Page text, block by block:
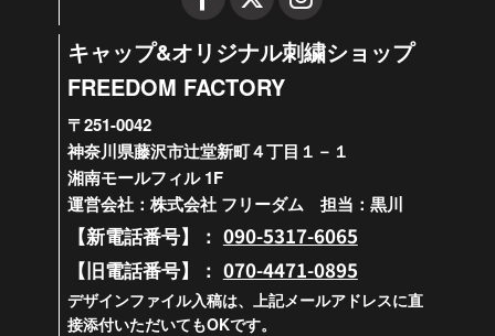
キャップ&オリジナル刺繍ショップ
FREEDOM FACTORY
〒251-0042
神奈川県藤沢市辻堂新町４丁目１－１
湘南モールフィル 1F
運営会社：株式会社 フリーダム 担当：黒川
【新電話番号】： 090-5317-6065
【旧電話番号】： 070-4471-0895
デザインファイル入稿は、上記メールアドレスに直
接添付いただいてもOKです。